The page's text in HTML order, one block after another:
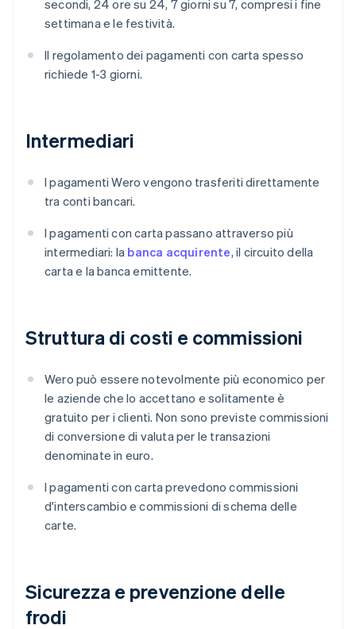
secondi, 24 ore su 24, 7 giorni su 7, compresi i fine
settimana e le festività.
Il regolamento dei pagamenti con carta spesso
richiede 1-3 giorni.
Intermediari
I pagamenti Wero vengono trasferiti direttamente
tra conti bancari.
I pagamenti con carta passano attraverso più
intermediari: la banca acquirente, il circuito della
carta e la banca emittente.
Struttura di costi e commissioni
Wero può essere notevolmente più economico per
le aziende che lo accettano e solitamente è
gratuito per i clienti. Non sono previste commissioni
di conversione di valuta per le transazioni
denominate in euro.
I pagamenti con carta prevedono commissioni
d'interscambio e commissioni di schema delle
carte.
Sicurezza e prevenzione delle
frodi